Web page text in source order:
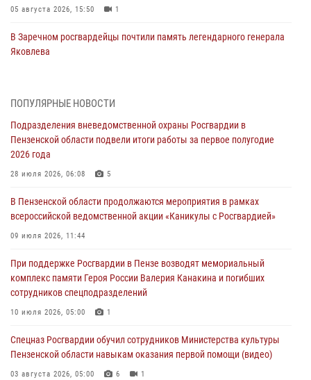
05 августа 2026, 15:50 1
В Заречном росгвардейцы почтили память легендарного генерала
Яковлева
Сотрудники пензенского ОМОН «Страж» познакомили участников
05 августа 2026, 06:15
В Пензе сотрудники Росгвардии оказали помощь
дезориентированному пенсионеру
В Пензе при силовой поддержке Росгвардии пресечена
деятельность ОПГ, маскировавшейся под реабилитационный центр
04 августа 2026, 07:05
В Управлении Росгвардии по Пензенской области подвели итоги
работы за первое полугодие 2026 года
ПОПУЛЯРНЫЕ НОВОСТИ
Подразделения вневедомственной охраны Росгвардии в
Пензенской области подвели итоги работы за первое полугодие
2026 года
28 июля 2026, 06:08 5
В Пензенской области продолжаются мероприятия в рамках
всероссийской ведомственной акции «Каникулы с Росгвардией»
09 июля 2026, 11:44
При поддержке Росгвардии в Пензе возводят мемориальный
комплекс памяти Героя России Валерия Канакина и погибших
сотрудников спецподразделений
10 июля 2026, 05:00 1
Спецназ Росгвардии обучил сотрудников Министерства культуры
Пензенской области навыкам оказания первой помощи (видео)
03 августа 2026, 05:00 6 1